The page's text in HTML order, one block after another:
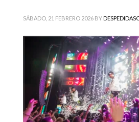
SÁBADO, 21 FEBRERO 2026 BY